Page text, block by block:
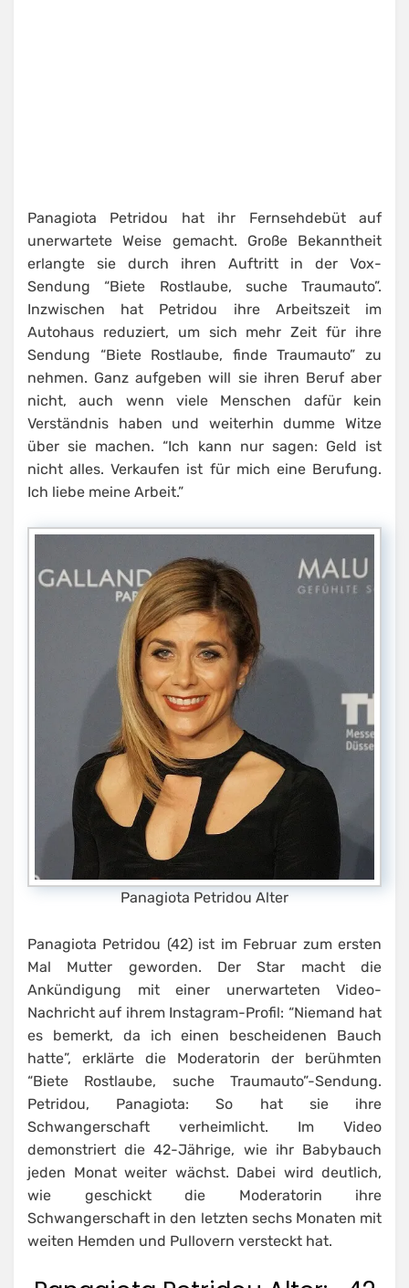
Panagiota Petridou hat ihr Fernsehdebüt auf
unerwartete Weise gemacht. Große Bekanntheit
erlangte sie durch ihren Auftritt in der Vox-
Sendung “Biete Rostlaube, suche Traumauto”.
Inzwischen hat Petridou ihre Arbeitszeit im
Autohaus reduziert, um sich mehr Zeit für ihre
Sendung “Biete Rostlaube, finde Traumauto” zu
nehmen. Ganz aufgeben will sie ihren Beruf aber
nicht, auch wenn viele Menschen dafür kein
Verständnis haben und weiterhin dumme Witze
über sie machen. “Ich kann nur sagen: Geld ist
nicht alles. Verkaufen ist für mich eine Berufung.
Ich liebe meine Arbeit.”
Panagiota Petridou Alter
Panagiota Petridou (42) ist im Februar zum ersten
Mal Mutter geworden. Der Star macht die
Ankündigung mit einer unerwarteten Video-
Nachricht auf ihrem Instagram-Profil: “Niemand hat
es bemerkt, da ich einen bescheidenen Bauch
hatte”, erklärte die Moderatorin der berühmten
“Biete Rostlaube, suche Traumauto”-Sendung.
Petridou, Panagiota: So hat sie ihre
Schwangerschaft verheimlicht. Im Video
demonstriert die 42-Jährige, wie ihr Babybauch
jeden Monat weiter wächst. Dabei wird deutlich,
wie geschickt die Moderatorin ihre
Schwangerschaft in den letzten sechs Monaten mit
weiten Hemden und Pullovern versteckt hat.